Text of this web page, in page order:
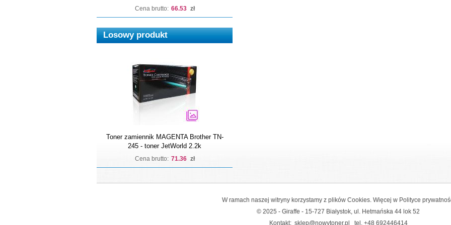
Cena brutto: 66.53 zł
Losowy produkt
Toner zamiennik MAGENTA Brother TN-
245 - toner JetWorld 2.2k
Cena brutto: 71.36 zł
W ramach naszej witryny korzystamy z plików Cookies. Więcej w Polityce
© 2025 - Giraffe - 15-727 Białystok, ul. Hetmańska 44 lok 52
Kontakt: sklep@nowytoner.pl tel. +48 692446414